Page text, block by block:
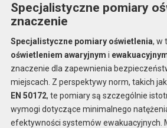
Specjalistyczne pomiary
znaczenie
Specjalistyczne pomiary oświetlenia, w
oświetleniem awaryjnym i
znaczenie dla zapewnienia
miejscach. Z perspektywy norm, takich jak
EN 50172, te pomiary są szczególnie
wymogi dotyczące minimalnego
efektywności systemów ewakuacyjnych.